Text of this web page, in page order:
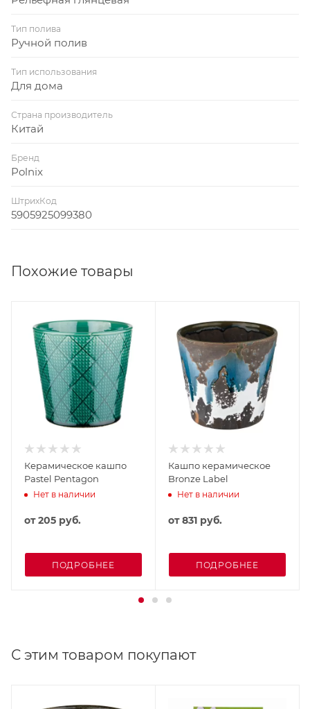
Тип полива
Ручной полив
Тип использования
Для дома
Страна производитель
Китай
Бренд
Polnix
ШтрихКод
5905925099380
Похожие товары
Керамическое кашпо
Pastel Pentagon
Нет в наличии
от205 руб.
ПОДРОБНЕЕ
Кашпо керамическое
Bronze Label
Нет в наличии
от831 руб.
ПОДРОБНЕЕ
С этим товаром покупают